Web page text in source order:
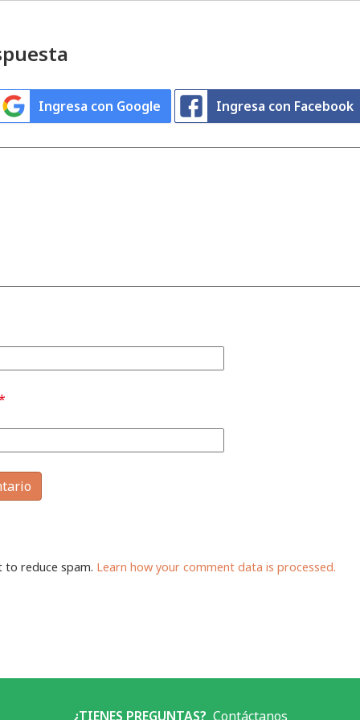
Ingresa con Google Ingresa con Facebook
to reduce spam. Learn how your comment data is processed.
¿TIENES PREGUNTAS? Contáctanos